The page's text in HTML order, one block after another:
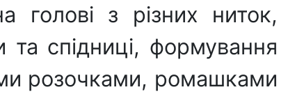
з різних ниток,
спідниці, формування
розочками, ромашками